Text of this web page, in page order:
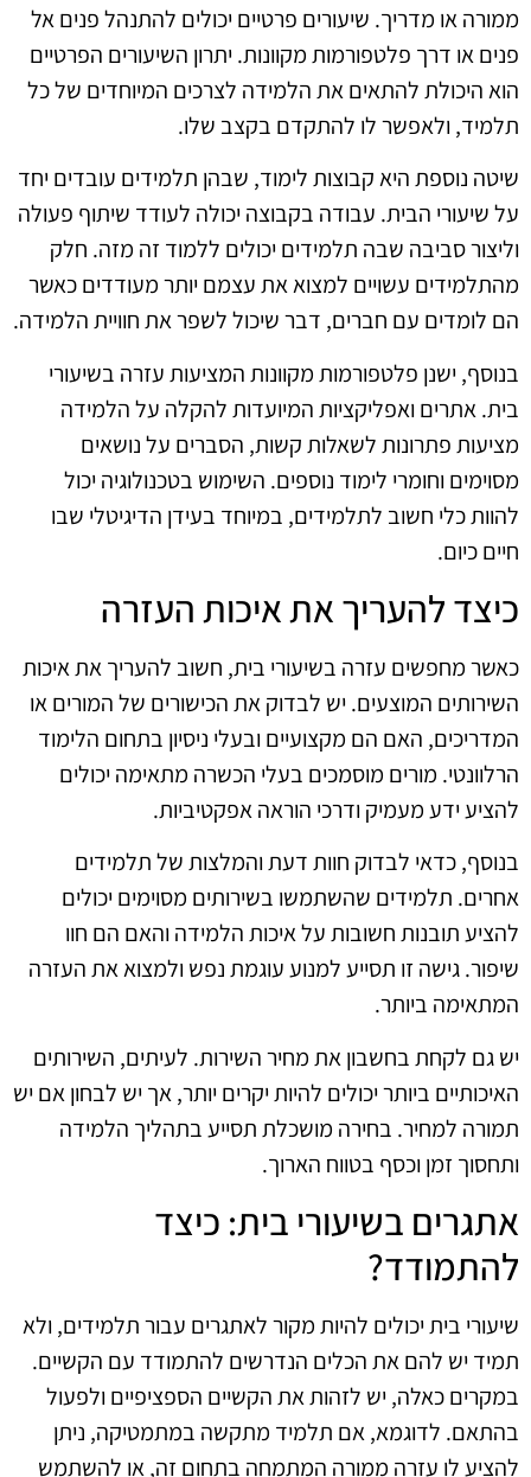
ממורה או מדריך. שיעורים פרטיים יכולים להתנהל פנים אל
פנים או דרך פלטפורמות מקוונות. יתרון השיעורים הפרטיים
הוא היכולת להתאים את הלמידה לצרכים המיוחדים של כל
תלמיד, ולאפשר לו להתקדם בקצב שלו.
שיטה נוספת היא קבוצות לימוד, שבהן תלמידים עובדים יחד
על שיעורי הבית. עבודה בקבוצה יכולה לעודד שיתוף פעולה
וליצור סביבה שבה תלמידים יכולים ללמוד זה מזה. חלק
מהתלמידים עשויים למצוא את עצמם יותר מעודדים כאשר
הם לומדים עם חברים, דבר שיכול לשפר את חוויית הלמידה.
בנוסף, ישנן פלטפורמות מקוונות המציעות עזרה בשיעורי
בית. אתרים ואפליקציות המיועדות להקלה על הלמידה
מציעות פתרונות לשאלות קשות, הסברים על נושאים
מסוימים וחומרי לימוד נוספים. השימוש בטכנולוגיה יכול
להוות כלי חשוב לתלמידים, במיוחד בעידן הדיגיטלי שבו
חיים כיום.
כיצד להעריך את איכות העזרה
כאשר מחפשים עזרה בשיעורי בית, חשוב להעריך את איכות
השירותים המוצעים. יש לבדוק את הכישורים של המורים או
המדריכים, האם הם מקצועיים ובעלי ניסיון בתחום הלימוד
הרלוונטי. מורים מוסמכים בעלי הכשרה מתאימה יכולים
להציע ידע מעמיק ודרכי הוראה אפקטיביות.
בנוסף, כדאי לבדוק חוות דעת והמלצות של תלמידים
אחרים. תלמידים שהשתמשו בשירותים מסוימים יכולים
להציע תובנות חשובות על איכות הלמידה והאם הם חוו
שיפור. גישה זו תסייע למנוע עוגמת נפש ולמצוא את העזרה
המתאימה ביותר.
יש גם לקחת בחשבון את מחיר השירות. לעיתים, השירותים
האיכותיים ביותר יכולים להיות יקרים יותר, אך יש לבחון אם יש
תמורה למחיר. בחירה מושכלת תסייע בתהליך הלמידה
ותחסוך זמן וכסף בטווח הארוך.
אתגרים בשיעורי בית: כיצד
להתמודד?
שיעורי בית יכולים להיות מקור לאתגרים עבור תלמידים, ולא
תמיד יש להם את הכלים הנדרשים להתמודד עם הקשיים.
במקרים כאלה, יש לזהות את הקשיים הספציפיים ולפעול
בהתאם. לדוגמא, אם תלמיד מתקשה במתמטיקה, ניתן
להציע לו עזרה ממורה המתמחה בתחום זה, או להשתמש